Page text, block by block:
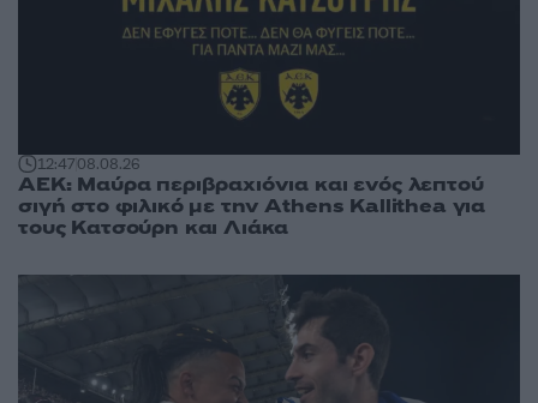
12:4708.08.26
ΑΕΚ: Μαύρα περιβραχιόνια και ενός λεπτού
σιγή στο φιλικό με την Athens Kallithea για
τους Κατσούρη και Λιάκα